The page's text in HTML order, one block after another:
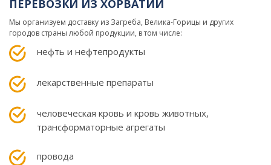
ПЕРЕВОЗКИ ИЗ ХОРВАТИИ
Мы организуем доставку из Загреба, Велика-Горицы и других
городов страны любой продукции, в том числе:
нефть и нефтепродукты
лекарственные препараты
человеческая кровь и кровь животных,
трансформаторные агрегаты
провода